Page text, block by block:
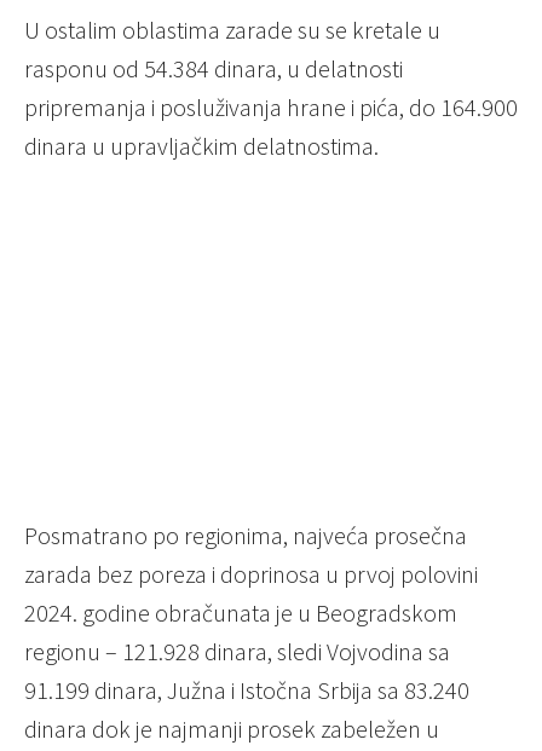
U ostalim oblastima zarade su se kretale u
rasponu od 54.384 dinara, u delatnosti
pripremanja i posluživanja hrane i pića, do 164.900
dinara u upravljačkim delatnostima.
Posmatrano po regionima, najveća prosečna
zarada bez poreza i doprinosa u prvoj polovini
2024. godine obračunata je u Beogradskom
regionu – 121.928 dinara, sledi Vojvodina sa
91.199 dinara, Južna i Istočna Srbija sa 83.240
dinara dok je najmanji prosek zabeležen u